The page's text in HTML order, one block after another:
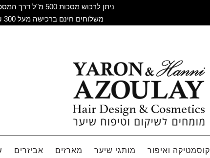
ניתן לרכוש מסכות 500 מ"ל דרך המספרה
משלוחים חינם ברכישה מעל 300 ₪
קוסמטיקה ואיפור מותגי שיער מארזים אביזרים